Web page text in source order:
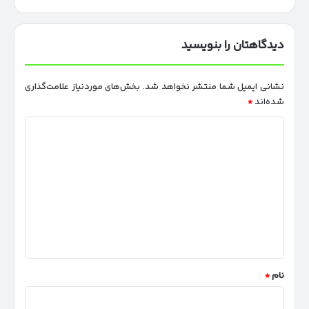
واردکنندگان
سبدی
دیدگاهتان را بنویسید
نشانی ایمیل شما منتشر نخواهد شد. بخش‌های موردنیاز علامت‌گذاری
شده‌اند *
نام*